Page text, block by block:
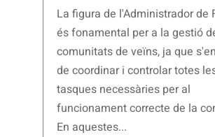
La figura de l'Administrador de
és fonamental per a la gestió
comunitats de veïns, ja que
de coordinar i controlar totes
tasques necessàries per al
funcionament correcte de la
En aquestes...